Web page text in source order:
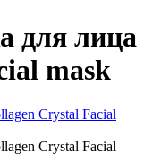
для лица
mask